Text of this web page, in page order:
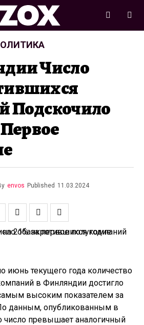
Число
Подскочило
envos Published 11.03.2024
июнь текущего года количество
в Финляндии достигло
высоким показателем за
данным, опубликованным в
число превышает аналогичный